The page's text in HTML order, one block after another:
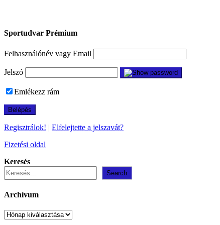
Sportudvar Prémium
Felhasználónév vagy Email
Jelszó
Emlékezz rám
Regisztrálok! | Elfelejtette a jelszavát?
Fizetési oldal
Keresés
Search
Archívum
Archívum